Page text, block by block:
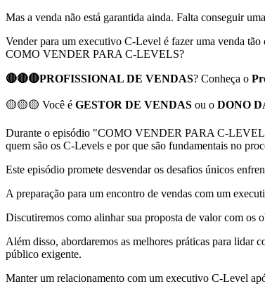
Mas a venda não está garantida ainda. Falta conseguir
Vender para um executivo C-Level é fazer uma venda tão
COMO VENDER PARA C-LEVELS?
🔴🔴🔴PROFISSIONAL DE VENDAS? Conheça o
🟡🟡🟡 Você é GESTOR DE VENDAS ou o DONO
Durante o episódio "COMO VENDER PARA C-
quem são os C-Levels e por que são fundamentais no
Este episódio promete desvendar os desafios únicos
A preparação para um encontro de vendas com um
Discutiremos como alinhar sua proposta de valor com os
Além disso, abordaremos as melhores práticas para lidar
público exigente.
Manter um relacionamento com um executivo C-Level